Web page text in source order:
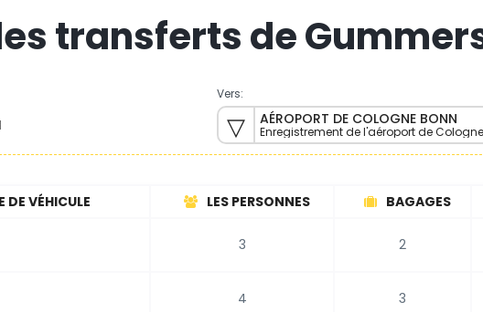
transferts de
Vers:
AÉROPORT DE COLOGNE BONN
Enregistrement de l'aéroport de
DE VÉHICULE LES PERSONNES BAGAGES
3 2
4 3